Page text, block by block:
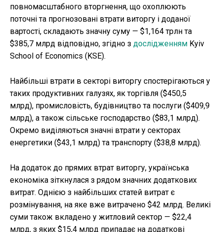
повномасштабного вторгнення, що охоплюють
поточні та прогнозовані втрати виторгу і доданої
вартості, складають значну суму — $1,164 трлн та
$385,7 млрд відповідно, згідно з дослідженням Kyiv
School of Economics (KSE).
Найбільші втрати в секторі виторгу спостерігаються у
таких продуктивних галузях, як торгівля ($450,5
млрд), промисловість, будівництво та послуги ($409,9
млрд), а також сільське господарство ($83,1 млрд).
Окремо виділяються значні втрати у секторах
енергетики ($43,1 млрд) та транспорту ($38,8 млрд).
На додаток до прямих втрат виторгу, українська
економіка зіткнулася з рядом значних додаткових
витрат. Однією з найбільших статей витрат є
розмінування, на яке вже витрачено $42 млрд. Великі
суми також вкладено у житловий сектор — $22,4
млрд, з яких $15,4 млрд припадає на додаткові